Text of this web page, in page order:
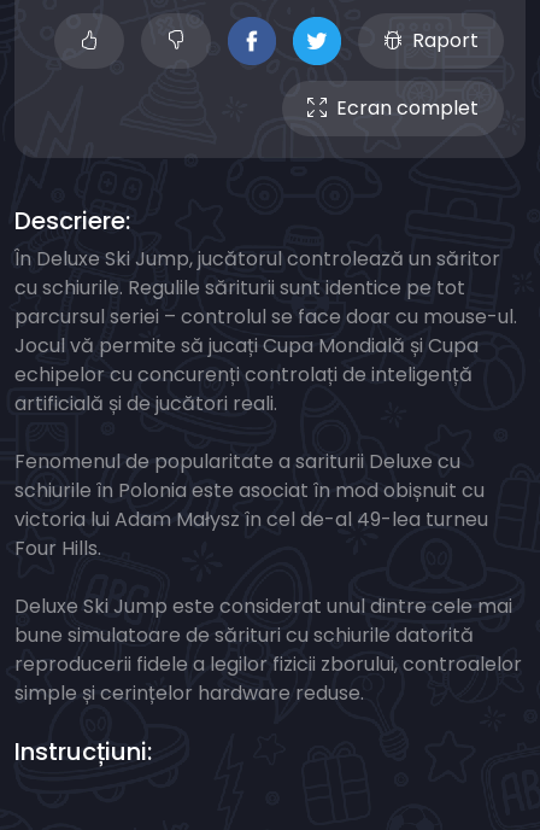
Raport
Ecran complet
Descriere:
În Deluxe Ski Jump, jucătorul controlează un săritor
cu schiurile. Regulile săriturii sunt identice pe tot
parcursul seriei – controlul se face doar cu mouse-ul.
Jocul vă permite să jucați Cupa Mondială și Cupa
echipelor cu concurenți controlați de inteligență
artificială și de jucători reali.
Fenomenul de popularitate a sariturii Deluxe cu
schiurile în Polonia este asociat în mod obișnuit cu
victoria lui Adam Małysz în cel de-al 49-lea turneu
Four Hills.
Deluxe Ski Jump este considerat unul dintre cele mai
bune simulatoare de sărituri cu schiurile datorită
reproducerii fidele a legilor fizicii zborului, controalelor
simple și cerințelor hardware reduse.
Instrucțiuni: